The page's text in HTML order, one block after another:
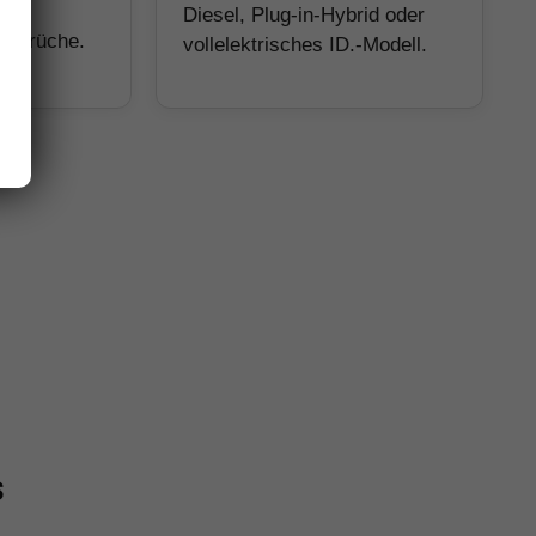
Diesel, Plug-in-Hybrid oder
vollelektrisches ID.-Modell.